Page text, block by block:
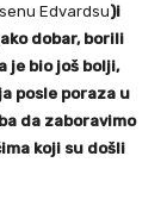
Edvardsu)i
dobar, borili
je bio još bolji,
posle poraza u
da zaboravimo
koji su došli